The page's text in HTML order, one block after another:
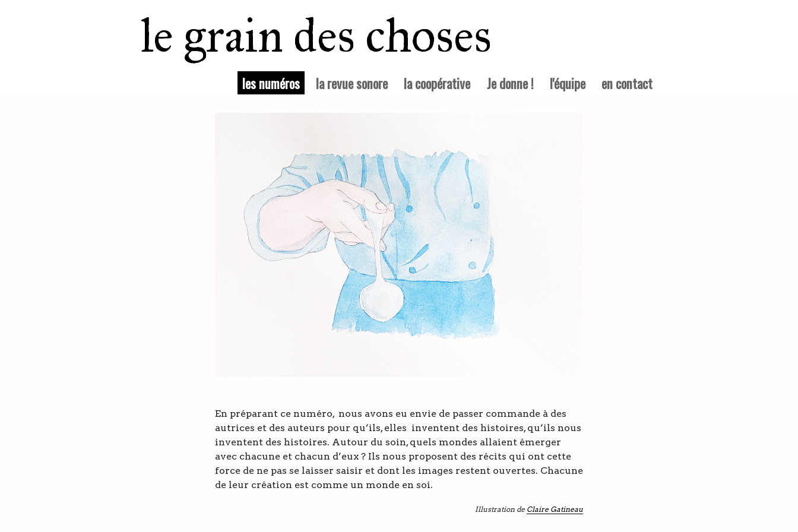
le grain des choses
les numéros(courante)
la revue sonore la coopérative Je donne ! l'équipe en contact
En préparant ce numéro, nous avons eu envie de passer commande à des
autrices et des auteurs pour qu’ils, elles inventent des histoires, qu’ils nous
inventent des histoires. Autour du soin, quels mondes allaient émerger
avec chacune et chacun d’eux ? Ils nous proposent des récits qui ont cette
force de ne pas se laisser saisir et dont les images restent ouvertes. Chacune
de leur création est comme un monde en soi.
Illustration de Claire Gatineau